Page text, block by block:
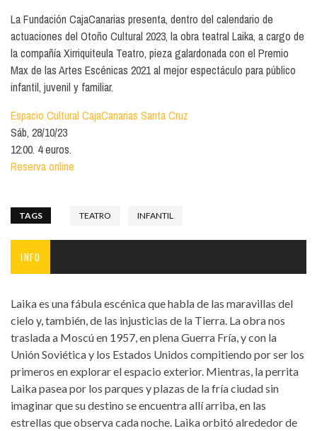
La Fundación CajaCanarias presenta, dentro del calendario de
actuaciones del Otoño Cultural 2023, la obra teatral Laika, a cargo de
la compañía Xirriquiteula Teatro, pieza galardonada con el Premio
Max de las Artes Escénicas 2021 al mejor espectáculo para público
infantil, juvenil y familiar.
Espacio Cultural CajaCanarias Santa Cruz
Sáb, 28/10/23
12:00. 4 euros.
Reserva online
TAGS TEATRO INFANTIL
INFO
Laika es una fábula escénica que habla de las maravillas del
cielo y, también, de las injusticias de la Tierra. La obra nos
traslada a Moscú en 1957, en plena Guerra Fría, y con la
Unión Soviética y los Estados Unidos compitiendo por ser los
primeros en explorar el espacio exterior. Mientras, la perrita
Laika pasea por los parques y plazas de la fría ciudad sin
imaginar que su destino se encuentra allí arriba, en las
estrellas que observa cada noche. Laika orbitó alrededor de